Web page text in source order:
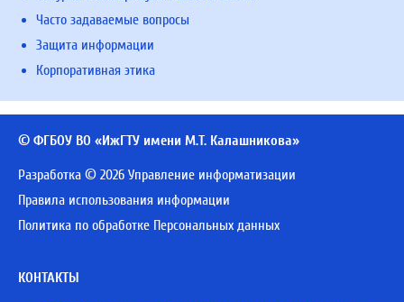
Часто задаваемые вопросы
Защита информации
Корпоративная этика
© ФГБОУ ВО «ИжГТУ имени М.Т. Калашникова»
Разработка © 2026 Управление информатизации
Правила использования информации
Политика по обработке Персональных данных
КОНТАКТЫ